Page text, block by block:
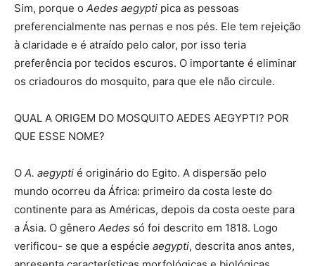
Sim, porque o Aedes aegypti pica as pessoas
preferencialmente nas pernas e nos pés. Ele tem rejeição
à claridade e é atraído pelo calor, por isso teria
preferência por tecidos escuros. O importante é eliminar
os criadouros do mosquito, para que ele não circule.
QUAL A ORIGEM DO MOSQUITO AEDES AEGYPTI? POR
QUE ESSE NOME?
O A. aegypti é originário do Egito. A dispersão pelo
mundo ocorreu da África: primeiro da costa leste do
continente para as Américas, depois da costa oeste para
a Ásia. O gênero Aedes só foi descrito em 1818. Logo
verificou- se que a espécie aegypti, descrita anos antes,